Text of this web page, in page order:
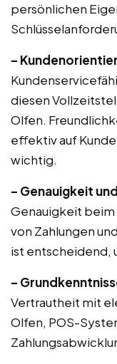
persönlichen
–
diesen
Olfen.
effektiv auf
wichtig.
– Genauigkeit
Genauigkeit
von Zahlungen
ist entscheidend,
–
Vertrautheit mit
Olfen, POS-